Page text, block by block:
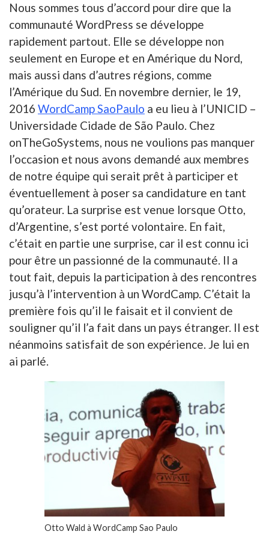
Nous sommes tous d’accord pour dire que la
communauté WordPress se développe
rapidement partout. Elle se développe non
seulement en Europe et en Amérique du Nord,
mais aussi dans d’autres régions, comme
l’Amérique du Sud. En novembre dernier, le 19,
2016 WordCamp SaoPaulo a eu lieu à l’UNICID –
Universidade Cidade de São Paulo. Chez
onTheGoSystems, nous ne voulions pas manquer
l’occasion et nous avons demandé aux membres
de notre équipe qui serait prêt à participer et
éventuellement à poser sa candidature en tant
qu’orateur. La surprise est venue lorsque Otto,
d’Argentine, s’est porté volontaire. En fait,
c’était en partie une surprise, car il est connu ici
pour être un passionné de la communauté. Il a
tout fait, depuis la participation à des rencontres
jusqu’à l’intervention à un WordCamp. C’était la
première fois qu’il le faisait et il convient de
souligner qu’il l’a fait dans un pays étranger. Il est
néanmoins satisfait de son expérience. Je lui en
ai parlé.
Otto Wald à WordCamp Sao Paulo